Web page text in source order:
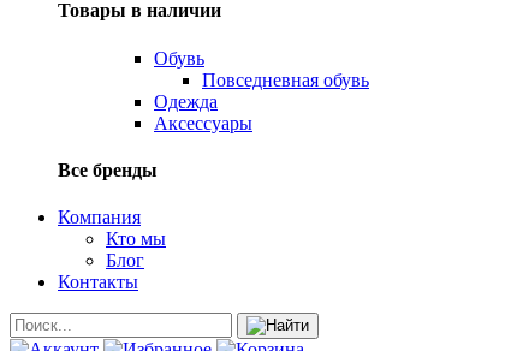
Товары в наличии
Обувь
Повседневная обувь
Одежда
Аксессуары
Все бренды
Компания
Кто мы
Блог
Контакты